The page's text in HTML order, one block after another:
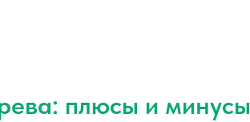
плюсы и минусы